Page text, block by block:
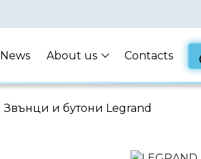
News About us Contacts
Звънци и бутони Legrand